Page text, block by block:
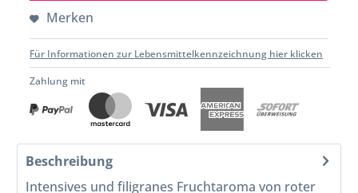
Merken
Für Informationen zur Lebensmittelkennzeichnung hier klicken
Zahlung mit
Beschreibung
Intensives und filigranes Fruchtaroma von roter